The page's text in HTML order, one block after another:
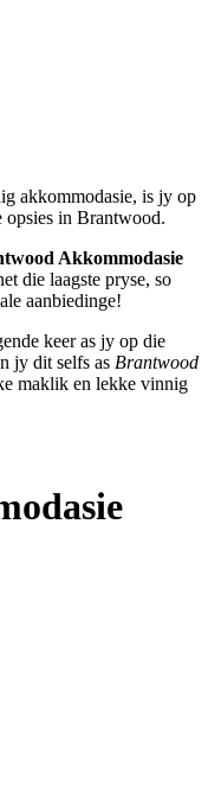
akkommodasie, is jy op
opsies in Brantwood.
Akkommodasie
die laagste pryse, so
aanbiedinge!
keer as jy op die
jy dit selfs as Brantwood
maklik en lekke vinnig